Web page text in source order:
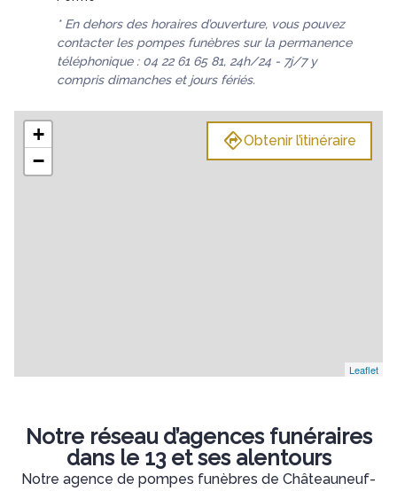
* En dehors des horaires d’ouverture, vous pouvez
contacter les pompes funèbres sur la permanence
téléphonique : 04 22 61 65 81, 24h/24 - 7j/7 y
compris dimanches et jours fériés.
+
−
Leaflet
Obtenir l’itinéraire
Notre réseau d’agences funéraires
dans le 13 et ses alentours
Notre agence de pompes funèbres de Châteauneuf-